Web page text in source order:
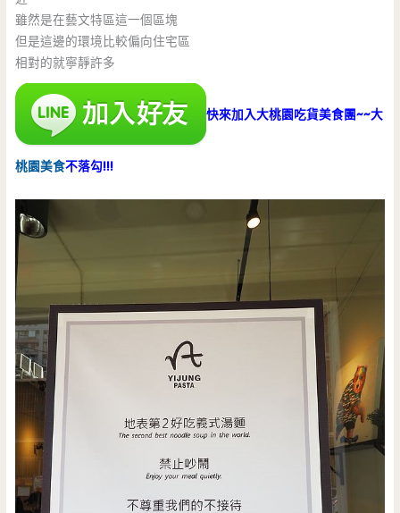
雖然是在藝文特區這一個區塊
但是這邊的環境比較偏向住宅區
相對的就寧靜許多
快來加入大桃園吃貨美食團~~大
桃園美食不落勾!!!